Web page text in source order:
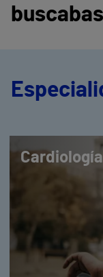
buscabas